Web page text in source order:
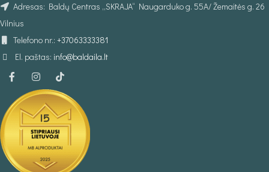
Adresas: Baldų Centras „SKRAJA“ Naugarduko g. 55A/ Žemaitės g. 26
Vilnius
Telefono nr.: +37063333381
El. paštas: info@baldaila.lt